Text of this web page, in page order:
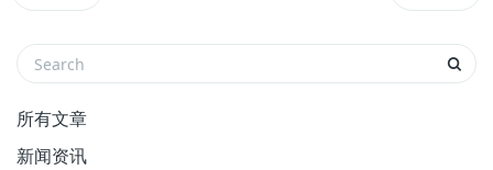
所有文章
新闻资讯